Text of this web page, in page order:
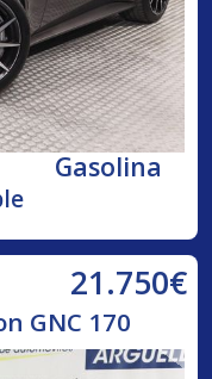
Gasolina
21.750€
GNC 170